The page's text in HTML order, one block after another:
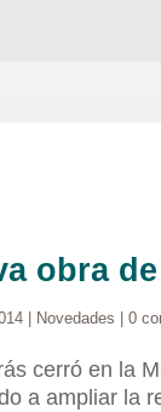
obra
Novedades |0
cerró en la
a ampliar la